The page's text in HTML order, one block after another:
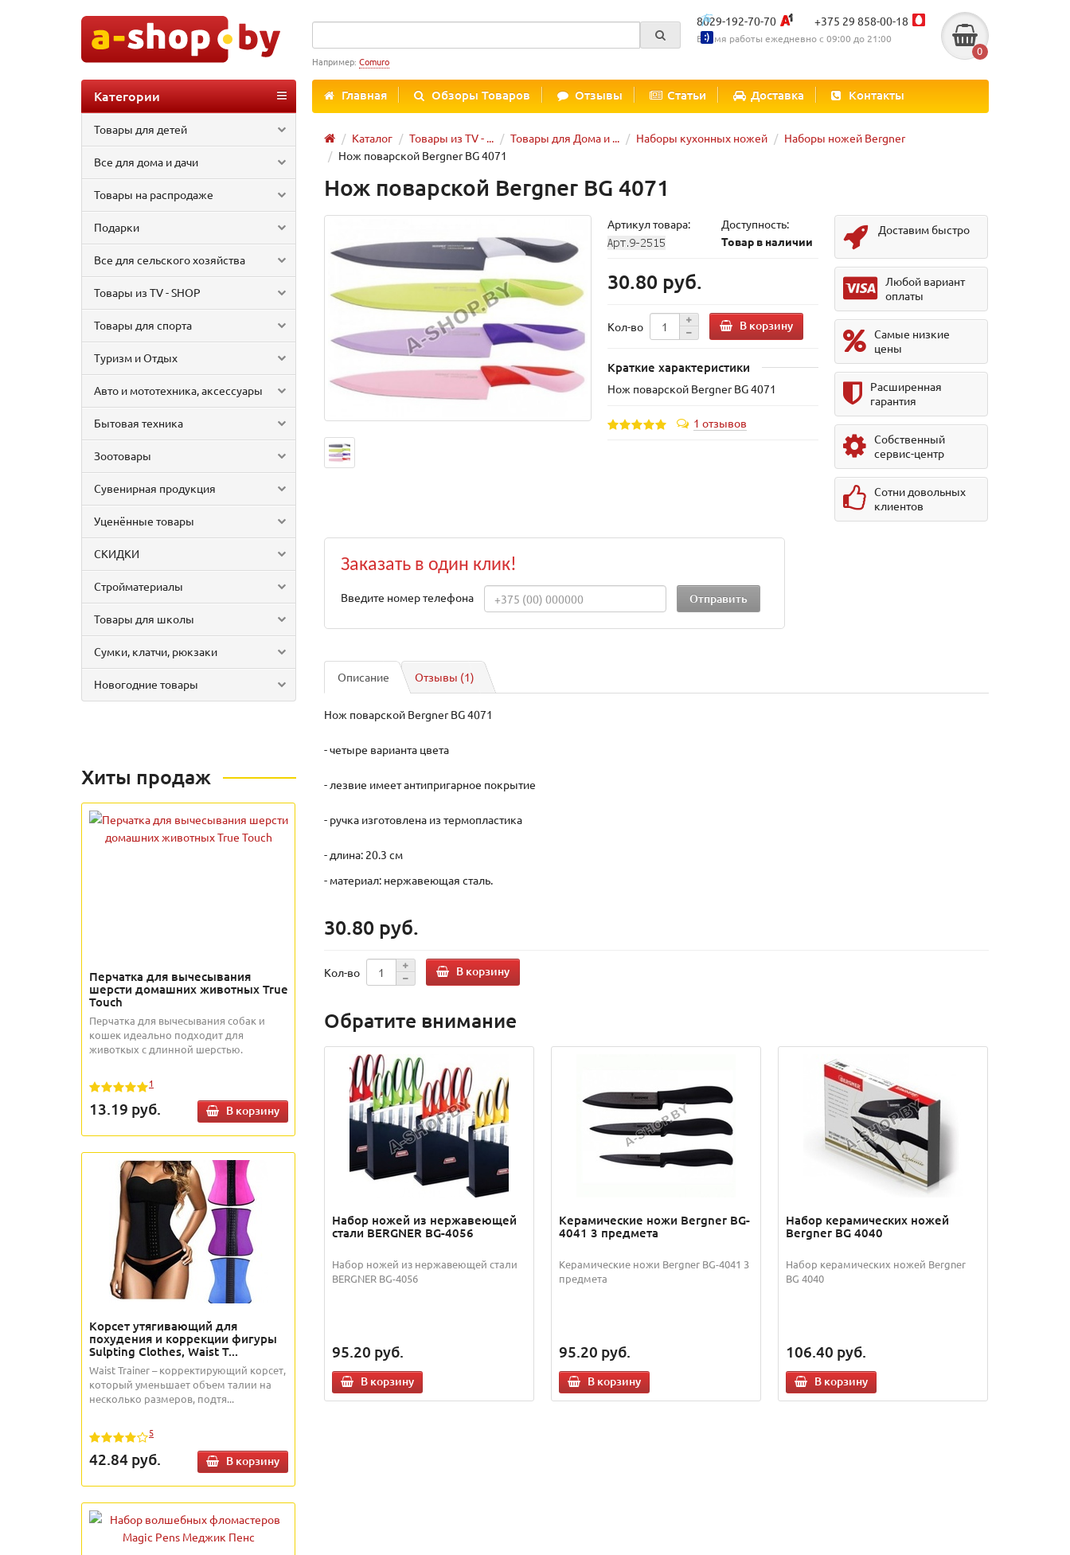
8029-192-70-70 +375 29 858-00-18
Время работы ежедневно с 09:00 до 21:00
0
Например: Comuro
Главная Обзоры Товаров Отзывы Статьи Доставка Контакты
Категории
Товары для детей
Все для дома и дачи
Товары на распродаже
Подарки
Все для сельского хозяйства
Товары из TV - SHOP
Товары для спорта
Туризм и Отдых
Авто и мототехника, аксессуары
Бытовая техника
Зоотовары
Сувенирная продукция
Уценённые товары
СКИДКИ
Стройматериалы
Товары для школы
Сумки, клатчи, рюкзаки
Новогодние товары
Каталог Товары из TV - ... Товары для Дома и ... Наборы кухонных ножей
Наборы ножей Bergner
Нож поварской Bergner BG 4071
Хиты продаж
Перчатка для вычесывания
шерсти домашних животных True
Touch
Перчатка для вычесывания собак и
кошек идеально подходит для
животкых с длинной шерстью.
1
13.19 руб. В корзину
Корсет утягивающий для
похудения и коррекции фигуры
Sulpting Clothes, Waist T...
Waist Trainer – корректирующий корсет,
который уменьшает объем талии на
несколько размеров, подтя...
5
42.84 руб. В корзину
Нож поварской Bergner BG 4071
Артикул товара:
Доступность:
Товар в наличии
30.80 руб.
Кол-во В корзину
Краткие характеристики
Нож поварской Bergner BG 4071
1 отзывов
Доставим быстро
Любой вариант
оплаты
Самые низкие
цены
Расширенная
гарантия
Собственный
сервис-центр
Сотни довольных
клиентов
Заказать в один клик!
Введите номер телефона
Описание Отзывы (1)
Нож поварской Bergner BG 4071
- четыре варианта цвета
- лезвие имеет антипригарное покрытие
- ручка изготовлена из термопластика
- длина: 20.3 см
- материал: нержавеющая сталь.
30.80 руб.
Кол-во В корзину
Обратите внимание
Набор ножей из нержавеющей
стали BERGNER BG-4056
Набор ножей из нержавеющей стали
BERGNER BG-4056
95.20 руб.
В корзину
Керамические ножи Bergner BG-
4041 3 предмета
Керамические ножи Bergner BG-4041 3
предмета
95.20 руб.
В корзину
Набор керамических ножей
Bergner BG 4040
Набор керамических ножей Bergner
BG 4040
106.40 руб.
В корзину